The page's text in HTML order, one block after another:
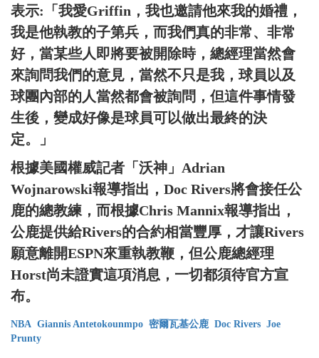
表示:「我愛Griffin，我也邀請他來我的婚禮，
我是他執教的子第兵，而我們真的非常、非常
好，當某些人即將要被開除時，總經理當然會
來詢問我們的意見，當然不只是我，球員以及
球團內部的人當然都會被詢問，但這件事情發
生後，變成好像是球員可以做出最終的決
定。」
根據美國權威記者「沃神」Adrian
Wojnarowski報導指出，Doc Rivers將會接任公
鹿的總教練，而根據Chris Mannix報導指出，
公鹿提供給Rivers的合約相當豐厚，才讓Rivers
願意離開ESPN來重執教鞭，但公鹿總經理
Horst尚未證實這項消息，一切都須待官方宣
布。
NBA Giannis Antetokounmpo 密爾瓦基公鹿 Doc Rivers Joe
Prunty